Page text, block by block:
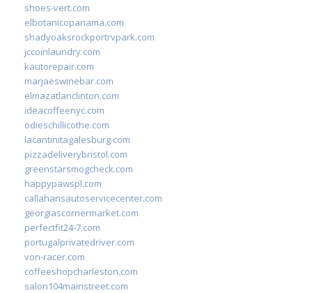
shoes-vert.com
elbotanicopanama.com
shadyoaksrockportrvpark.com
jccoinlaundry.com
kautorepair.com
marjaeswinebar.com
elmazatlanclinton.com
ideacoffeenyc.com
odieschillicothe.com
lacantinitagalesburg.com
pizzadeliverybristol.com
greenstarsmogcheck.com
happypawspl.com
callahansautoservicecenter.com
georgiascornermarket.com
perfectfit24-7.com
portugalprivatedriver.com
von-racer.com
coffeeshopcharleston.com
salon104mainstreet.com